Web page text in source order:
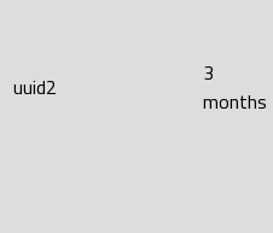
uuid2
3
months